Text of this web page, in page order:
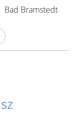
Bad Bramstedt